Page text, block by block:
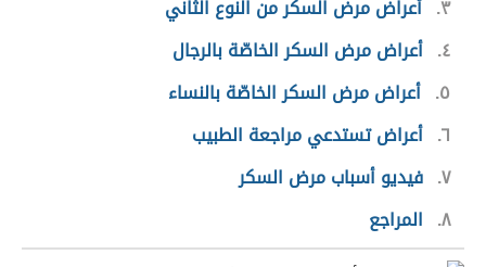
٣ أعراض مرض السكر من النوع الثاني
٤ أعراض مرض السكر الخاصّة بالرجال
٥ أعراض مرض السكر الخاصّة بالنساء
٦ أعراض تستدعي مراجعة الطبيب
٧ فيديو أسباب مرض السكر
٨ المراجع